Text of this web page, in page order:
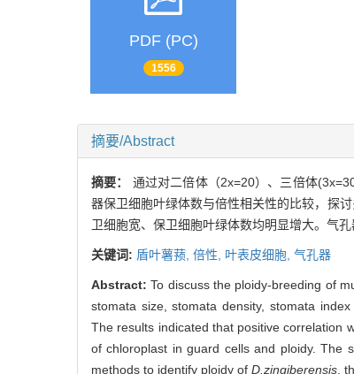
PDF (PC)
1556
摘要/Abstract
摘要： 通过对二倍体（2x=20）、三倍体
器保卫细胞叶绿体数与倍性相关性的比较，探
卫细胞宽、保卫细胞叶绿体数均明显增大。气
关键词: 盾叶薯蓣, 倍性, 叶表皮细胞, 气孔器
Abstract:To discuss the ploidy-breeding of
stomata size, stomata density, stomata
The results indicated that positive correlation
of chloroplast in guard cells and ploidy. The
methods to identify ploidy of D.zingiberensis ,